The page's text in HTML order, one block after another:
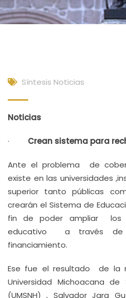
Síntesis Noticias
Noticias
· Crean sistema para
Ante el problema de
existe en las universidades
superior tanto públicas
crearán el Sistema de
fin de poder ampliar los
educativo a través
financiamiento.
Ese fue el resultado de la
Universidad Michoacana
(UMSNH) , Salvador Jara